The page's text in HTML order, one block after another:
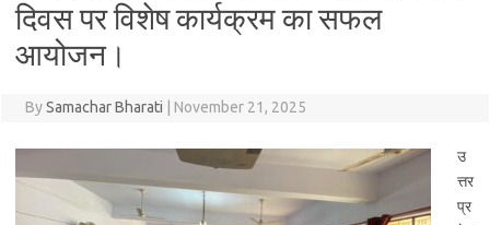
दिवस पर विशेष कार्यक्रम का सफल
आयोजन।
BySamachar Bharati November 21, 2025
उ
त्तर
प्र